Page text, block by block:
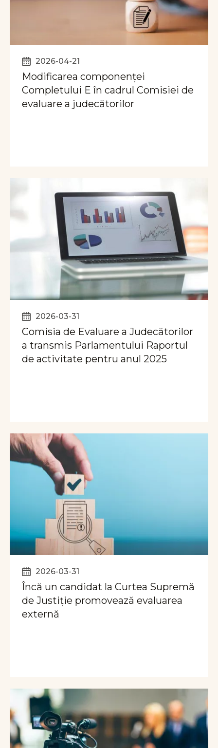
2026-04-21
Modificarea componenței
Completului E în cadrul Comisiei de
evaluare a judecătorilor
2026-03-31
Comisia de Evaluare a Judecătorilor
a transmis Parlamentului Raportul
de activitate pentru anul 2025
2026-03-31
Încă un candidat la Curtea Supremă
de Justiție promovează evaluarea
externă